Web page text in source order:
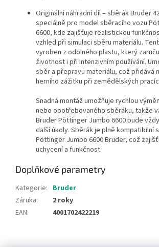
Originální náhradní díl – sběrák Bruder
speciálně pro model sběracího vozu
6600, kde zajišťuje realistickou
vzhled při simulaci sběru materiálu.
vyroben z odolného plastu, který
životnost i při intenzivním používání.
sběr a přepravu materiálu, což přidává
herního zážitku při zemědělských
Snadná montáž umožňuje rychlou
nebo opotřebovaného sběráku, takže
Bruder Pöttinger Jumbo 6600 bude
další úkoly. Sběrák je plně kompatibilní
Pöttinger Jumbo 6600 Bruder, což
uchycení a funkčnost.
Doplňkové parametry
Kategorie: Bruder
Záruka:
2 roky
EAN: 4001702422219